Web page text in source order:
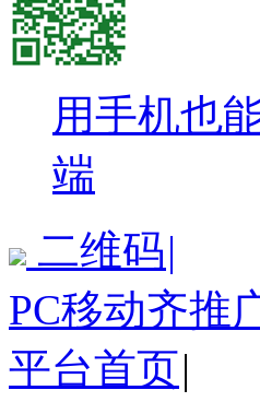
用手机也
端
二维码|
PC移动齐推
平台首页|